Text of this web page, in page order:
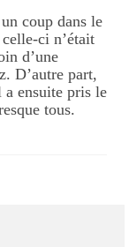
coup dans le
ci n’était
d’une
D’autre part,
ensuite pris le
tous.